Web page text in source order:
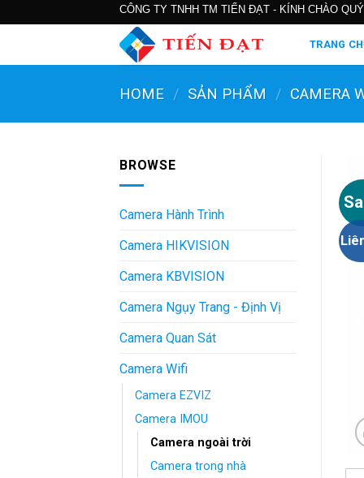
CÔNG TY TNHH TM TIẾN ĐẠT - KÍNH CHÀO
TRANG
HOME / SẢN PHẨM / CAMERA
BROWSE
Camera Hành Trình
Camera HIKVISION
Camera KBVISION
Camera Ngụy Trang - Định Vị
Camera Quan Sát
Camera Wifi
Camera EZVIZ
Camera IMOU
Camera ngoài trời
Camera trong nhà